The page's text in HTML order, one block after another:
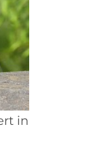
in